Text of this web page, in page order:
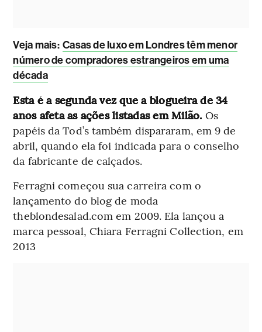
Veja mais: Casas de luxo em Londres têm menor
número de compradores estrangeiros em uma
década
Esta é a segunda vez que a blogueira de 34
anos afeta as ações listadas em Milão. Os
papéis da Tod’s também dispararam, em 9 de
abril, quando ela foi indicada para o conselho
da fabricante de calçados.
Ferragni começou sua carreira com o
lançamento do blog de moda
theblondesalad.com em 2009. Ela lançou a
marca pessoal, Chiara Ferragni Collection, em
2013